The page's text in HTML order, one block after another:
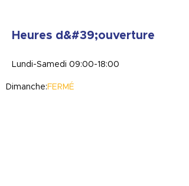
Heures d&#39;ouverture
Lundi-Samedi 09:00-18:00
Dimanche: FERMÉ